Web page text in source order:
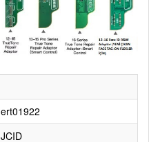
ert01922
JCID